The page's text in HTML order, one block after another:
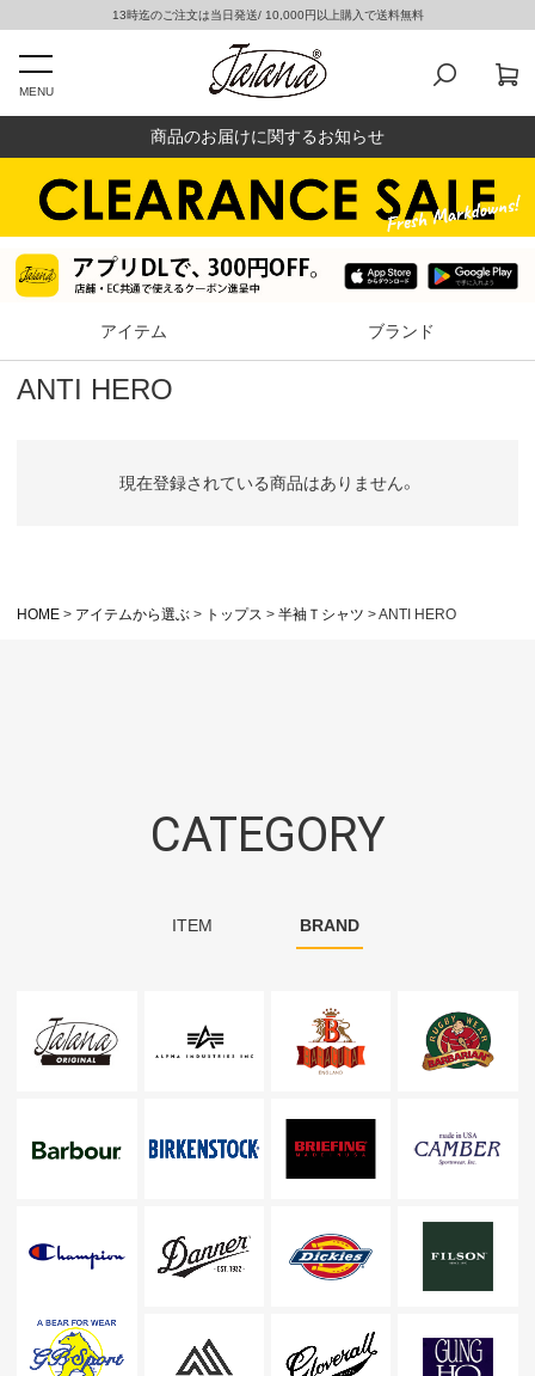
13時迄のご注文は当日発送/ 10,000円以上購入で送料無料
MENU
商品のお届けに関するお知らせ
アイテム ブランド
ANTI HERO
現在登録されている商品はありません。
HOME アイテムから選ぶ トップス 半袖Ｔシャツ ANTI HERO
CATEGORY
ITEM BRAND